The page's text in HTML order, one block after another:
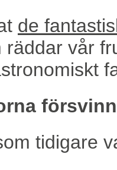
de
räddar vår
tidigare